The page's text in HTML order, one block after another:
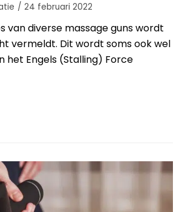
24 februari 2022
van diverse massage guns wordt
vermeldt. Dit wordt soms ook wel
het Engels (Stalling) Force